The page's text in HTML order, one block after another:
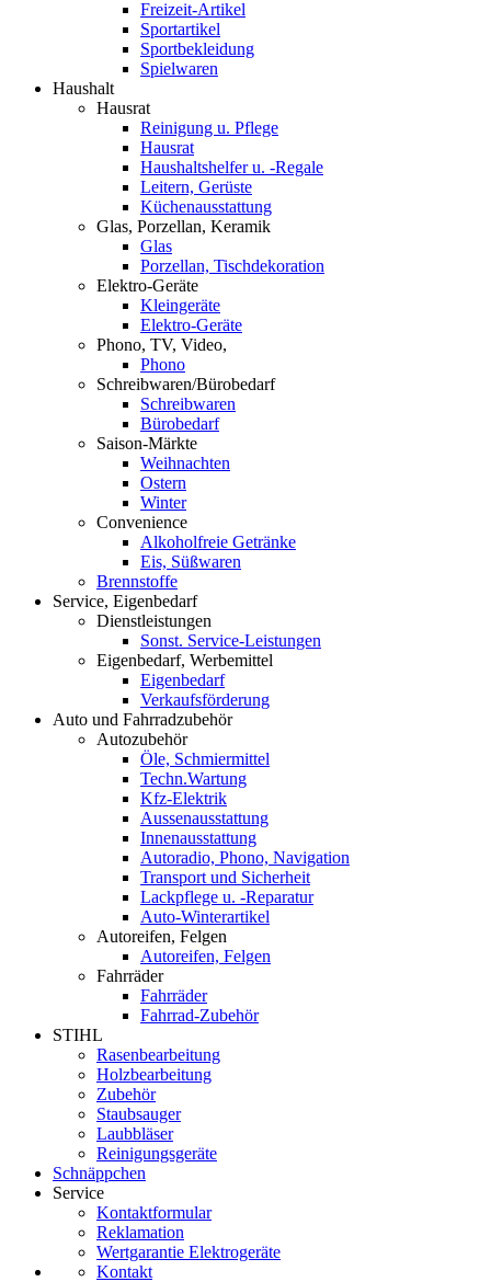
Freizeit-Artikel
Sportartikel
Sportbekleidung
Spielwaren
Haushalt
Hausrat
Reinigung u. Pflege
Hausrat
Haushaltshelfer u. -Regale
Leitern, Gerüste
Küchenausstattung
Glas, Porzellan, Keramik
Glas
Porzellan, Tischdekoration
Elektro-Geräte
Kleingeräte
Elektro-Geräte
Phono, TV, Video,
Phono
Schreibwaren/Bürobedarf
Schreibwaren
Bürobedarf
Saison-Märkte
Weihnachten
Ostern
Winter
Convenience
Alkoholfreie Getränke
Eis, Süßwaren
Brennstoffe
Service, Eigenbedarf
Dienstleistungen
Sonst. Service-Leistungen
Eigenbedarf, Werbemittel
Eigenbedarf
Verkaufsförderung
Auto und Fahrradzubehör
Autozubehör
Öle, Schmiermittel
Techn.Wartung
Kfz-Elektrik
Aussenausstattung
Innenausstattung
Autoradio, Phono, Navigation
Transport und Sicherheit
Lackpflege u. -Reparatur
Auto-Winterartikel
Autoreifen, Felgen
Autoreifen, Felgen
Fahrräder
Fahrräder
Fahrrad-Zubehör
STIHL
Rasenbearbeitung
Holzbearbeitung
Zubehör
Staubsauger
Laubbläser
Reinigungsgeräte
Schnäppchen
Service
Kontaktformular
Reklamation
Wertgarantie Elektrogeräte
Kontakt